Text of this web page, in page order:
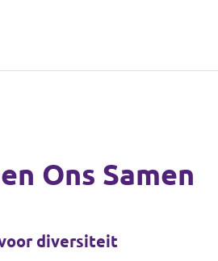
Ons Samen
diversiteit